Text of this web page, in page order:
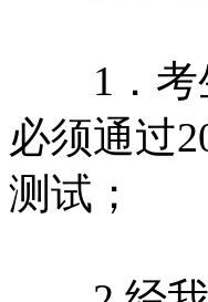
1．考生
必须通过
测试；